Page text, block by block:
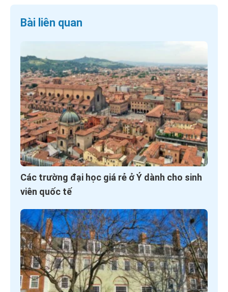
Bài liên quan
Các trường đại học giá rẻ ở Ý dành cho sinh
viên quốc tế